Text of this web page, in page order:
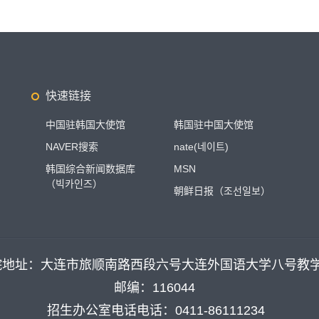
快速链接
中国驻韩国大使馆
韩国驻中国大使馆
NAVER搜索
nate(네이트)
韩国综合新闻数据库
（빅카인즈）
MSN
朝鲜日报（조선일보）
址：大连市旅顺南路西段六号大连外国语大学八号
邮编：116044
招生办公室电话电话：0411-86111234